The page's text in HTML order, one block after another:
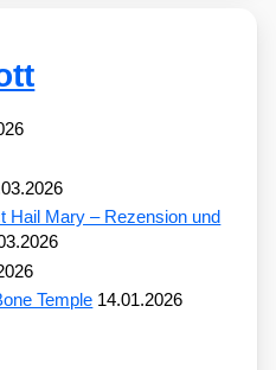
Hail Mary – Rezension und
Temple 14.01.2026